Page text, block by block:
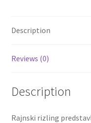
Destilati
Jack Daniel’s
Rakija
Poklon aranzmani
quantity
Description
Reviews (0)
Description
Rajnski rizling